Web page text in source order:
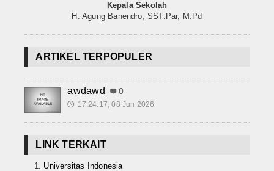
Kepala Sekolah
H. Agung Banendro, SST.Par, M.Pd
ARTIKEL TERPOPULER
awdawd 0
🕔 17:24:17, 08 Jun 2026
LINK TERKAIT
Universitas Indonesia